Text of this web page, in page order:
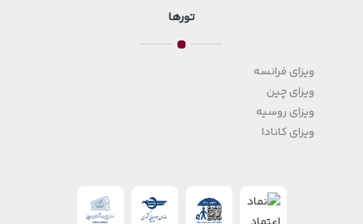
تورها
ویزای فرانسه
ویزای چین
ویزای روسیه
ویزای کانادا